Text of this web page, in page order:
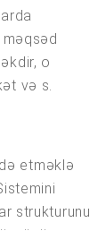
məqsəd
o
və s.
etməklə
strukturunu